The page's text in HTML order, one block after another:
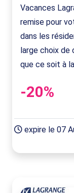
Vacances
remise pour
dans les
large choix de
que ce soit à
-20%
expire le 07